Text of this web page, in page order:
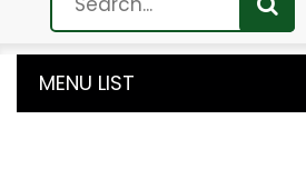
MENU LIST